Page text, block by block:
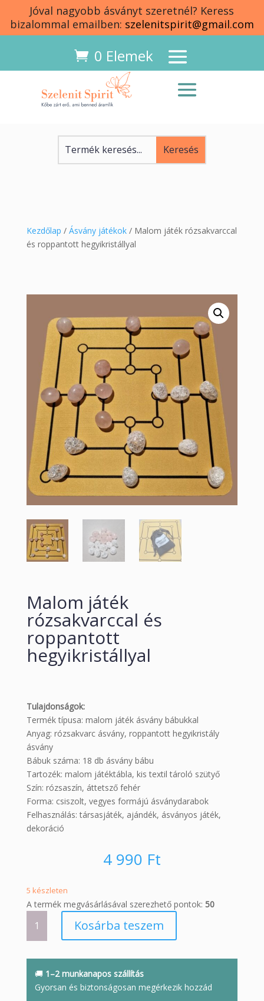
Jóval nagyobb ásványt szeretnél? Keress
bizalommal emailben: szelenitspirit@gmail.com
0 Elemek
Kezdőlap / Ásvány játékok/ Malom játék rózsakvarccal
és roppantott hegyikristállyal
Malom játék
rózsakvarccal és
roppantott
hegyikristállyal
Tulajdonságok:
Termék típusa: malom játék ásvány bábukkal
Anyag: rózsakvarc ásvány, roppantott hegyikristály
ásvány
Bábuk száma: 18 db ásvány bábu
Tartozék: malom játéktábla, kis textil tároló szütyő
Szín: rózsaszín, áttetsző fehér
Forma: csiszolt, vegyes formájú ásványdarabok
Felhasználás: társasjáték, ajándék, ásványos játék,
dekoráció
4 990 Ft
5 készleten
A termék megvásárlásával szerezhető pontok: 50
játék
rózsakvarccal
és
roppantott
hegyikristállyal
Kosárba teszem
🚚 1–2 munkanapos szállítás
Gyorsan és biztonságosan megérkezik hozzád